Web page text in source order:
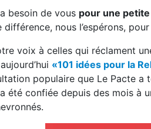
besoin de vous pour une
nous l’espérons,
voix à celles qui réclament
«101 idées pour la
populaire que Le Pacte a
été confiée depuis des mois à